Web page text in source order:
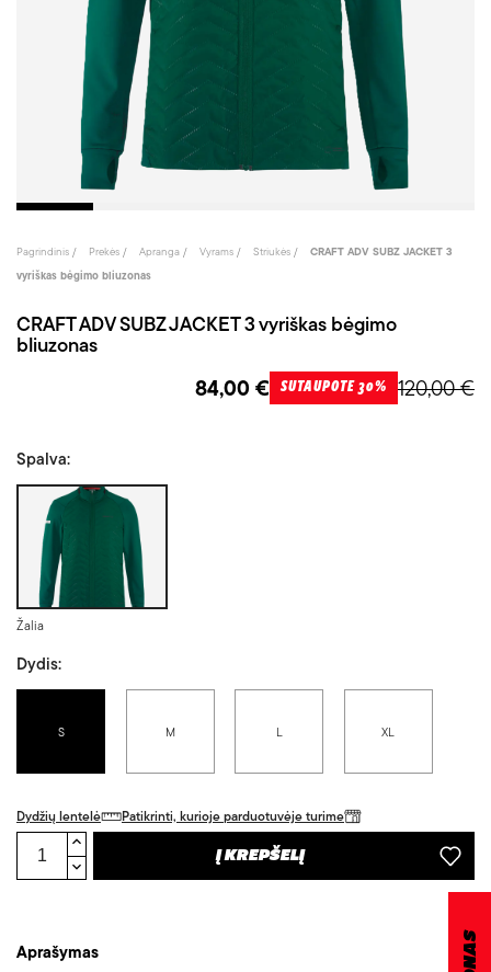
Pagrindinis Prekės Apranga Vyrams Striukės
CRAFT ADV SUBZ JACKET 3
vyriškas bėgimo bliuzonas
CRAFT ADV SUBZ JACKET 3 vyriškas bėgimo
bliuzonas
120,00 €
84,00 € SUTAUPOTE 30%
Spalva:
Žalia
Dydis:
S M L XL
Dydžių lentelė Patikrinti, kurioje parduotuvėje turime
Į KREPŠELĮ
Aprašymas